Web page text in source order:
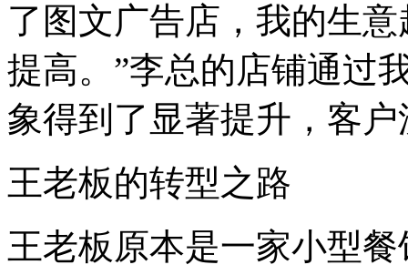
了图文广告店，我的生
提高。”李总的店铺通过
象得到了显著提升，客
王老板的转型之路
王老板原本是一家小型